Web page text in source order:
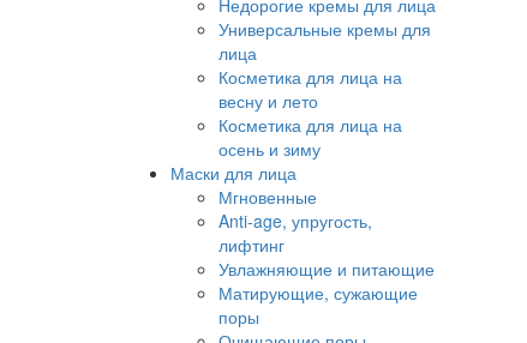
Недорогие кремы для лица
Универсальные кремы для
лица
Косметика для лица на
весну и лето
Косметика для лица на
осень и зиму
Маски для лица
Мгновенные
Anti-age, упругость,
лифтинг
Увлажняющие и питающие
Матирующие, сужающие
поры